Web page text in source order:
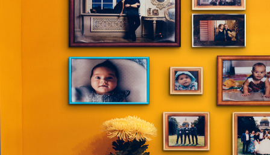
Ваш регион доставки
Выберите из списка: